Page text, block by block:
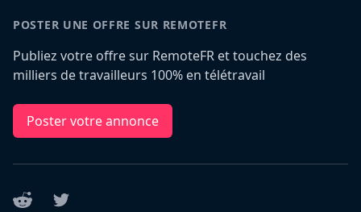
POSTER UNE OFFRE SUR REMOTEFR
Publiez votre offre sur RemoteFR et touchez des
milliers de travailleurs 100% en télétravail
Poster votre annonce
Reddit Twitter